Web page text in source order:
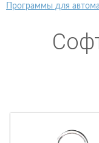
Программы для